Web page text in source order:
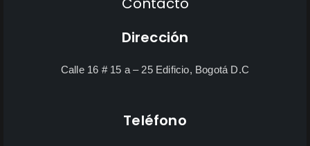
Dirección
Calle 16 # 15 a – 25 Edificio, Bogotá D.C
Teléfono